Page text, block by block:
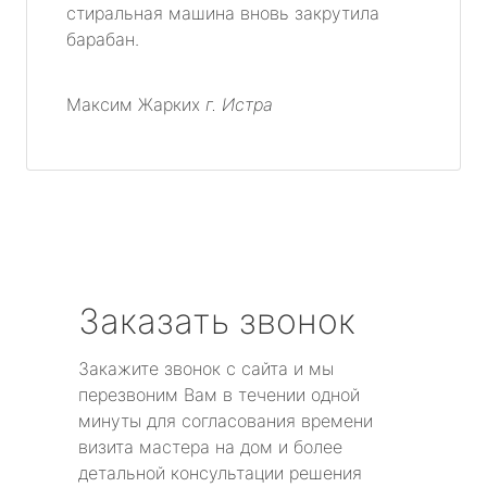
стиральная машина вновь закрутила
барабан.
Максим Жарких г. Истра
Заказать звонок
Закажите звонок с сайта и мы
перезвоним Вам в течении одной
минуты для согласования времени
визита мастера на дом и более
детальной консультации решения